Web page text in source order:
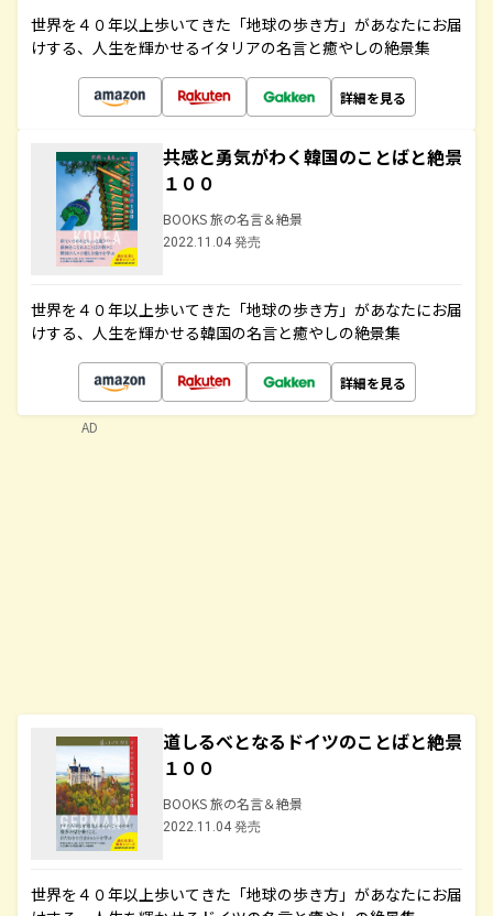
世界を４０年以上歩いてきた「地球の歩き方」があなたにお届
けする、人生を輝かせるイタリアの名言と癒やしの絶景集
詳細を見る
共感と勇気がわく韓国のことばと絶景
１００
BOOKS 旅の名言＆絶景
2022.11.04 発売
世界を４０年以上歩いてきた「地球の歩き方」があなたにお届
けする、人生を輝かせる韓国の名言と癒やしの絶景集
詳細を見る
道しるべとなるドイツのことばと絶景
１００
BOOKS 旅の名言＆絶景
2022.11.04 発売
世界を４０年以上歩いてきた「地球の歩き方」があなたにお届
AD